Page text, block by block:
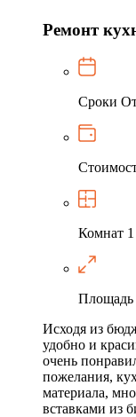
Ремонт
Сроки
Комнат 1
Площадь
Исходя из
удобно и
очень
пожелания,
материала,
вставками из